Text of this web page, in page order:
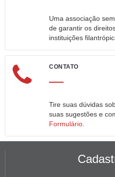
Uma associação
de garantir os
instituições
CONTATO
Tire suas dúvidas
suas sugestões e
Formulário.